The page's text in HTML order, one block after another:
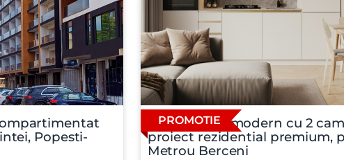
Popesti-
PROMOTIE
Apartament modern cu 2
proiect rezidential premium,
Metrou Berceni